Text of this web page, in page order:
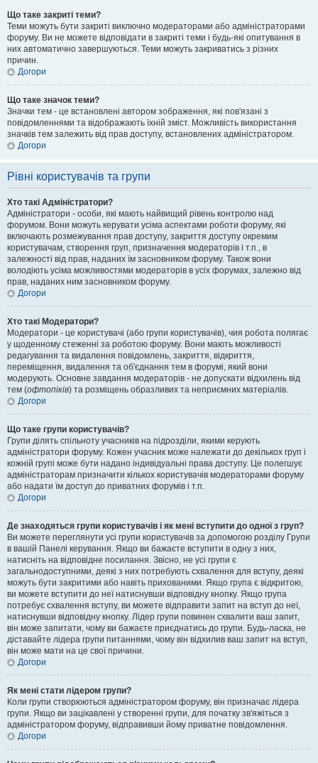
Що таке закриті теми?
Теми можуть бути закриті виключно модераторами або адміністраторами
форуму. Ви не можете відповідати в закриті теми і будь-які опитування в
них автоматично завершуються. Теми можуть закриватись з різних
причин.
Догори
Що таке значок теми?
Значки тем - це встановлені автором зображення, які пов'язані з
повідомленнями та відображають їхній зміст. Можливість використання
значків тем залежить від прав доступу, встановлених адміністратором.
Догори
Рівні користувачів та групи
Хто такі Адміністратори?
Адміністратори - особи, які мають найвищий рівень контролю над
форумом. Вони можуть керувати усіма аспектами роботи форуму, які
включають розмежування прав доступу, закриття доступу окремим
користувачам, створення груп, призначення модераторів і т.п., в
залежності від прав, наданих їм засновником форуму. Також вони
володіють усіма можливостями модераторів в усіх форумах, залежно від
прав, наданих ним засновником форуму.
Догори
Хто такі Модератори?
Модератори - це користувачі (або групи користувачів), чия робота полягає
у щоденному стеженні за роботою форуму. Вони мають можливості
редагування та видалення повідомлень, закриття, відкриття,
переміщення, видалення та об'єднання тем в форумі, який вони
модерують. Основне завдання модераторів - не допускати відхилень від
тем (офтопіків) та розміщень образливих та неприємних матеріалів.
Догори
Що таке групи користувачів?
Групи ділять спільноту учасників на підрозділи, якими керують
адміністратори форуму. Кожен учасник може належати до декількох груп і
кожній групі може бути надано індивідуальні права доступу. Це полегшує
адміністраторам призначити кількох користувачів модераторами форуму
або надати їм доступ до приватних форумів і т.п.
Догори
Де знаходяться групи користувачів і як мені вступити до одної з груп?
Ви можете переглянути усі групи користувачів за допомогою розділу Групи
в вашій Панелі керування. Якщо ви бажаєте вступити в одну з них,
натисніть на відповідне посилання. Звісно, не усі групи є
загальнодоступними, деякі з них потребують схвалення для вступу, деякі
можуть бути закритими або навіть прихованими. Якщо група є відкритою,
ви можете вступити до неї натиснувши відповідну кнопку. Якщо група
потребує схвалення вступу, ви можете відправити запит на вступ до неї,
натиснувши відповідну кнопку. Лідер групи повинен схвалити ваш запит,
він може запитати, чому ви бажаєте приєднатись до групи. Будь-ласка, не
діставайте лідера групи питаннями, чому він відхилив ваш запит на вступ,
він може мати на це свої причини.
Догори
Як мені стати лідером групи?
Коли групи створюються адміністратором форуму, він призначає лідера
групи. Якщо ви зацікавлені у створенні групи, для початку зв'яжіться з
адміністратором форуму, відправивши йому приватне повідомлення.
Догори